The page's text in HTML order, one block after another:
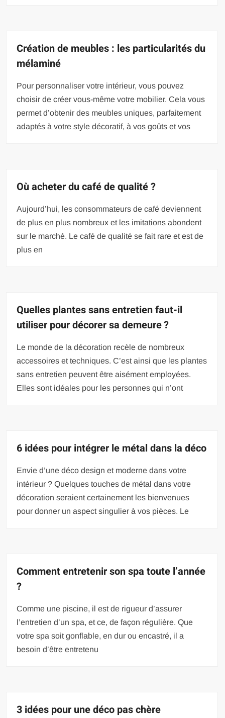
Création de meubles : les particularités du
mélaminé
Pour personnaliser votre intérieur, vous pouvez
choisir de créer vous-même votre mobilier. Cela vous
permet d’obtenir des meubles uniques, parfaitement
adaptés à votre style décoratif, à vos goûts et vos
Où acheter du café de qualité ?
Aujourd’hui, les consommateurs de café deviennent
de plus en plus nombreux et les imitations abondent
sur le marché. Le café de qualité se fait rare et est de
plus en
Quelles plantes sans entretien faut-il
utiliser pour décorer sa demeure ?
Le monde de la décoration recèle de nombreux
accessoires et techniques. C’est ainsi que les plantes
sans entretien peuvent être aisément employées.
Elles sont idéales pour les personnes qui n’ont
6 idées pour intégrer le métal dans la déco
Envie d’une déco design et moderne dans votre
intérieur ? Quelques touches de métal dans votre
décoration seraient certainement les bienvenues
pour donner un aspect singulier à vos pièces. Le
Comment entretenir son spa toute l’année
?
Comme une piscine, il est de rigueur d’assurer
l’entretien d’un spa, et ce, de façon régulière. Que
votre spa soit gonflable, en dur ou encastré, il a
besoin d’être entretenu
3 idées pour une déco pas chère